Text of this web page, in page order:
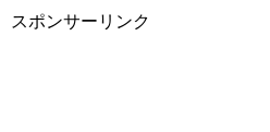
スポンサーリンク